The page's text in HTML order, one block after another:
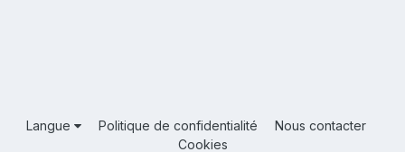
Langue Politique de confidentialité
Nous contacter
Cookies